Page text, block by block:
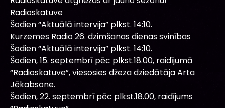
Radioskatuve
Šodien “Aktuālā intervija” plkst. 14:10.
Kurzemes Radio 26. dzimšanas dienas svinības
Šodien “Aktuālā intervija” plkst. 14:10.
Šodien, 15. septembrī pēc plkst.18.00, raidījumā
“Radioskatuve”, viesosies džeza dziedātāja Arta
Jēkabsone.
Šodien, 22. septembrī pēc plkst.18.00, raidījums